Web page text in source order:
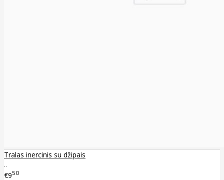
Tralas inercinis su džipais
..
€950